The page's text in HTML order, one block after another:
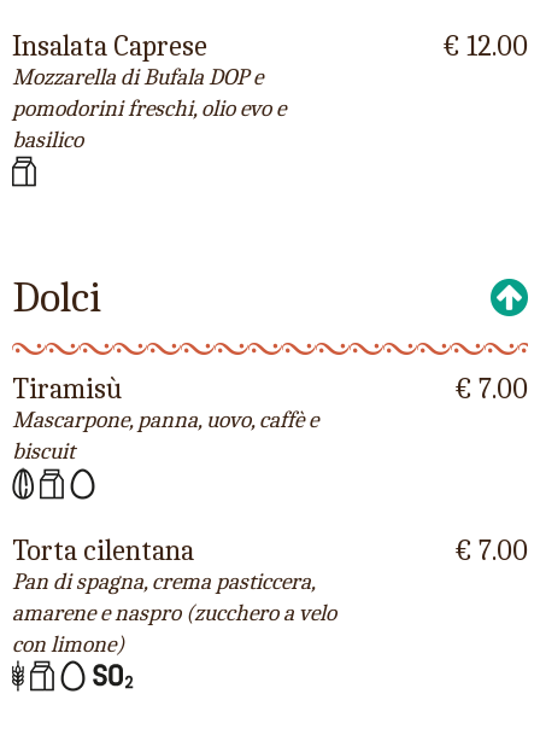
Insalata Caprese
Mozzarella di Bufala DOP e
pomodorini freschi, olio evo e
basilico
€ 12.00
Dolci
Tiramisù
Mascarpone, panna, uovo, caffè e
biscuit
€ 7.00
Torta cilentana
Pan di spagna, crema pasticcera,
amarene e naspro (zucchero a velo
con limone)
€ 7.00